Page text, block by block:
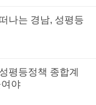
나는 경남, 성평등
평등정책 종합계
야